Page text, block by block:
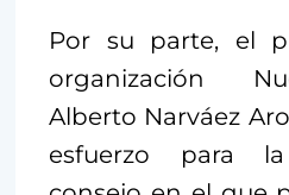
Por su parte, el
organización
Alberto Narváez
esfuerzo para